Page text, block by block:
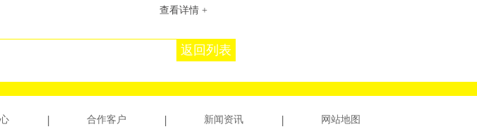
查看详情 +
返回列表
合作客户 新闻资讯 网站地图